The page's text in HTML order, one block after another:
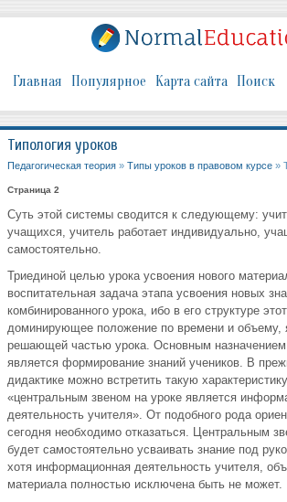
Главная Популярное Карта сайта Поиск
Типология уроков
Педагогическая теория » Типы уроков в правовом курсе »
Страница 2
Суть этой системы сводится к следующему:
учащихся, учитель работает индивидуально,
самостоятельно.
Триединой целью урока усвоения нового
воспитательная задача этапа усвоения новых
комбинированного урока, ибо в его структуре
доминирующее положение по времени и объему,
решающей частью урока. Основным назначением
является формирование знаний учеников. В
дидактике можно встретить такую
«центральным звеном на уроке является
деятельность учителя». От подобного рода
сегодня необходимо отказаться. Центральным
будет самостоятельно усваивать знание под
хотя информационная деятельность учителя,
материала полностью исключена быть не может.